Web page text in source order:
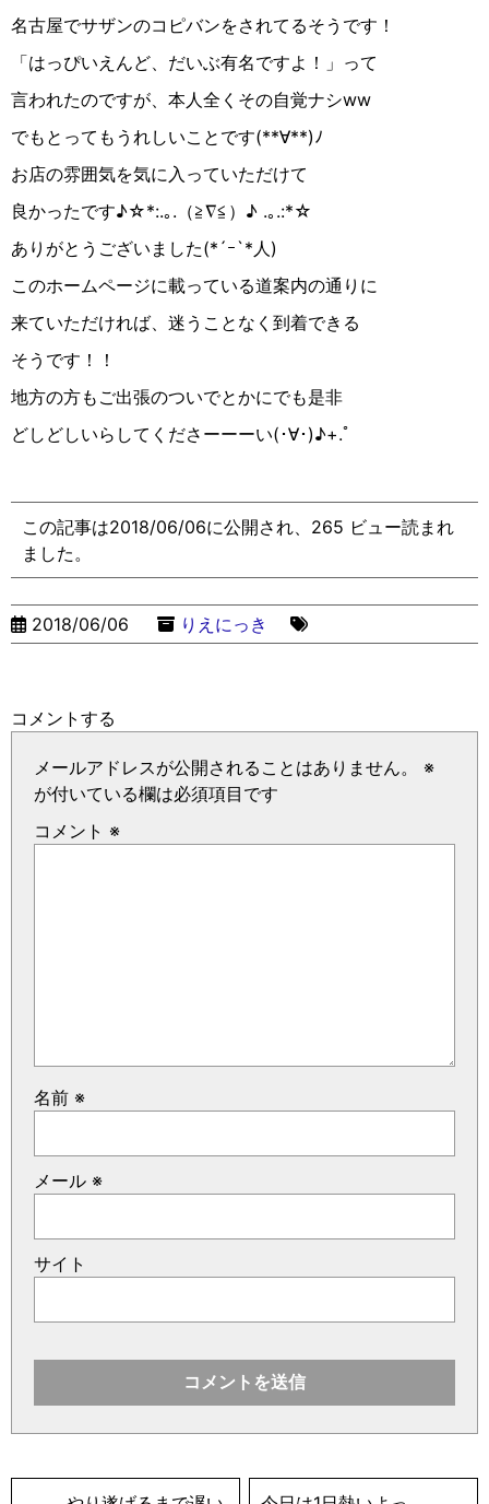
名古屋でサザンのコピバンをされてるそうです！
「はっぴいえんど、だいぶ有名ですよ！」って
言われたのですが、本人全くその自覚ナシww
でもとってもうれしいことです(**∀︎**)ﾉ
お店の雰囲気を気に入っていただけて
良かったです♪︎☆︎*:.｡.（≧︎∇︎≦︎）♪︎ .｡.:*☆︎
ありがとうございました(*´ｰ`*人)
このホームページに載っている道案内の通りに
来ていただければ、迷うことなく到着できる
そうです！！
地方の方もご出張のついでとかにでも是非
どしどしいらしてくださーーーい(･∀︎･)♪︎+.ﾟ
この記事は2018/06/06に公開され、265 ビュー読まれ
ました。
2018/06/06 りえにっき
コメントする
メールアドレスが公開されることはありません。
※
が付いている欄は必須項目です
コメント ※
名前 ※
メール ※
サイト